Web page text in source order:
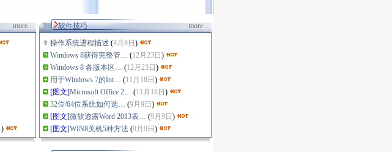
more...
)
软件技巧
more...
操作系统进程描述 (4月8日 )
Windows 8获得完整管… (12月23日 )
Windows 8 各版本区… (12月23日 )
用于Windows 7的Int… (11月18日 )
[图文]Microsoft Office 2… (11月18日 )
32位/64位系统如何选… (9月9日 )
[图文]微软透露Word 2013表… (9月9日 )
[图文]WIN8关机5种方法 (9月9日 )